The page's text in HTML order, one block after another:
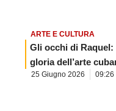
ARTE E CULTURA
Gli occhi di Raquel:
gloria dell’arte
25 Giugno 2026 09:26